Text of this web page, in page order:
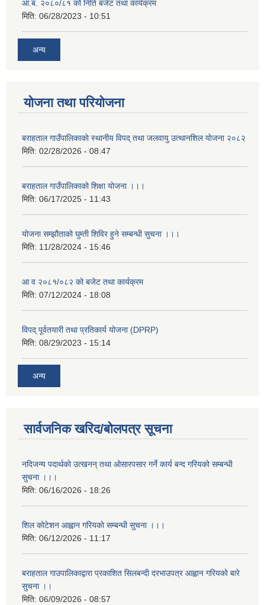
आ.ब. २०८०/८१ को निति बजेट तथा कार्यक्रम
मिति: 06/28/2023 - 10:51
अन्य
योजना तथा परियोजना
बराहताल गाउँपालिकाकाे स्थानीय विपद् तथा जलवायु उत्थानशिल याेजना २०८२
मिति: 02/28/2026 - 08:47
बराहताल गाउँपालिकाको शिक्षा योजना ।।।
मिति: 06/17/2025 - 11:43
योजना सम्झौताको घुम्ती शिविर हुने सम्बन्धी सुचना ।।।
मिति: 11/28/2024 - 15:46
आ व २०८१/०८२ को बजेट तथा कार्यक्रम
मिति: 07/12/2024 - 18:08
विपद् पूर्वतयारी तथा प्रतिकार्य योजना (DPRP)
मिति: 08/29/2023 - 15:14
अन्य
सार्वजनिक खरिद/बोलपत्र सूचना
नदिजन्य पदार्थको उत्खनन् तथा ओसारपसार गर्ने कार्य बन्द गरियको सम्बन्धी
सुचना ।।।
मिति: 06/16/2026 - 18:26
शिल कोटेशन आह्वान गरियको सम्बन्धी सुचना ।।।
मिति: 06/12/2026 - 11:17
बराहताल गाउपालिकाद्वारा प्रकाशित सिलबन्दी दरभाउपत्र आह्वान गरियको बारे
सुचना ।।
मिति: 06/09/2026 - 08:57